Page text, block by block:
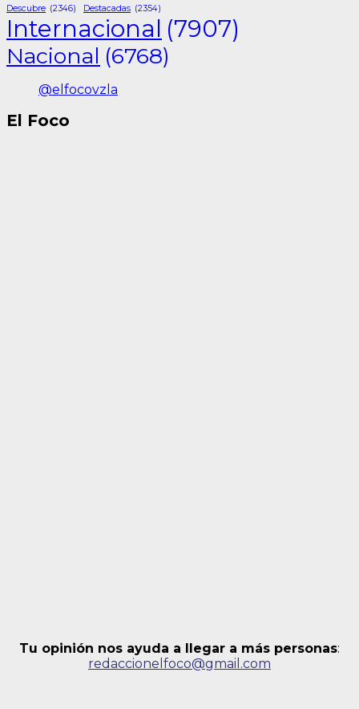
Descubre (2346) Destacadas (2354)
Internacional (7907)
Nacional (6768)
@elfocovzla
El Foco
Tu opinión nos ayuda a llegar a más personas:
redaccionelfoco@gmail.com